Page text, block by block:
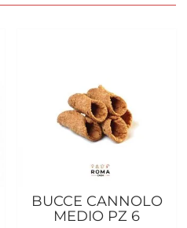
BUCCE CANNOLO
MEDIO PZ 6